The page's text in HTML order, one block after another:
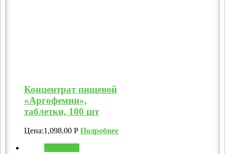
Концентрат пищевой
«Аргофемин»,
таблетки, 100 шт
Цена:1,098.00 Р Подробнее